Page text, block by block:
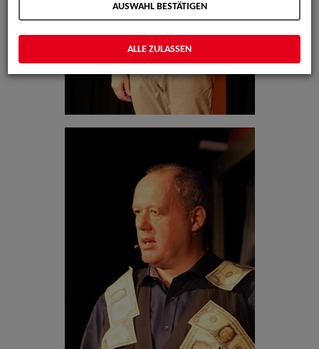
AUSWAHL BESTÄTIGEN
ALLE ZULASSEN